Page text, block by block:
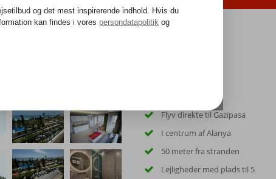
danske gæster i 2025 25 års erfaring
Flyv direkte til Gazipasa
I centrum af Alanya
50 meter fra stranden
Lejligheder med plads til 5